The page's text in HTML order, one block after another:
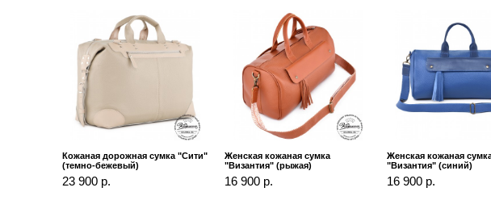
Кожаная дорожная сумка "Сити"
(темно-бежевый)
23 900 р.
Женская кожаная сумка
"Византия" (рыжая)
16 900 р.
Женская кожаная
"Византия" (синий)
16 900 р.